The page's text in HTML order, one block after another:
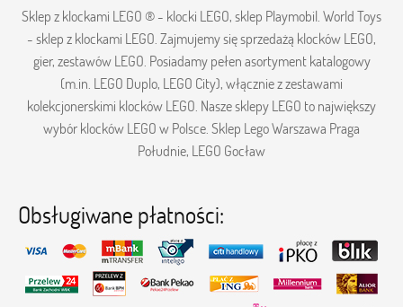
Sklep z klockami LEGO ® - klocki LEGO, sklep Playmobil. World Toys
- sklep z klockami LEGO. Zajmujemy się sprzedażą klocków LEGO,
gier, zestawów LEGO. Posiadamy pełen asortyment katalogowy
(m.in. LEGO Duplo, LEGO City), włącznie z zestawami
kolekcjonerskimi klocków LEGO. Nasze sklepy LEGO to największy
wybór klocków LEGO w Polsce. Sklep Lego Warszawa Praga
Południe, LEGO Gocław
Obsługiwane płatności: